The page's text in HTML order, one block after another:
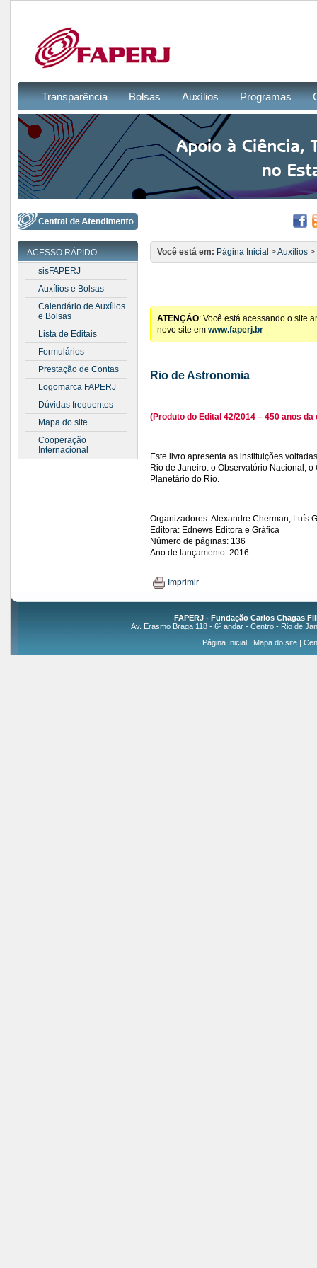
Transparência Bolsas Auxílios Programas
ACESSO RÁPIDO
sisFAPERJ
Auxílios e Bolsas
Calendário de Auxílios
e Bolsas
Lista de Editais
Formulários
Prestação de Contas
Logomarca FAPERJ
Dúvidas frequentes
Mapa do site
Cooperação
Internacional
Você está em: Página Inicial >Auxílios >
ATENÇÃO: Você está acessando o site
novo site em www.faperj.br
Rio de Astronomia
(Produto do Edital 42/2014 – 450 anos
Este livro apresenta as instituições
Rio de Janeiro: o Observatório Nacional,
Planetário do Rio.
Organizadores: Alexandre Cherman, Luís
Editora: Ednews Editora e Gráfica
Número de páginas: 136
Ano de lançamento: 2016
Imprimir
FAPERJ - Fundação Carlos Chagas
Av. Erasmo Braga 118 - 6º andar - Centro - Rio de
Página Inicial| Mapa do site|